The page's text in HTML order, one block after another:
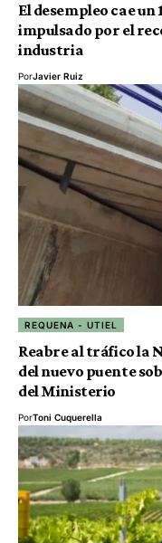
El desempleo cae un
impulsado por el
industria
PorJavier Ruiz
REQUENA - UTIEL
Reabre al tráfico la
del nuevo puente
del Ministerio
PorToni Cuquerella